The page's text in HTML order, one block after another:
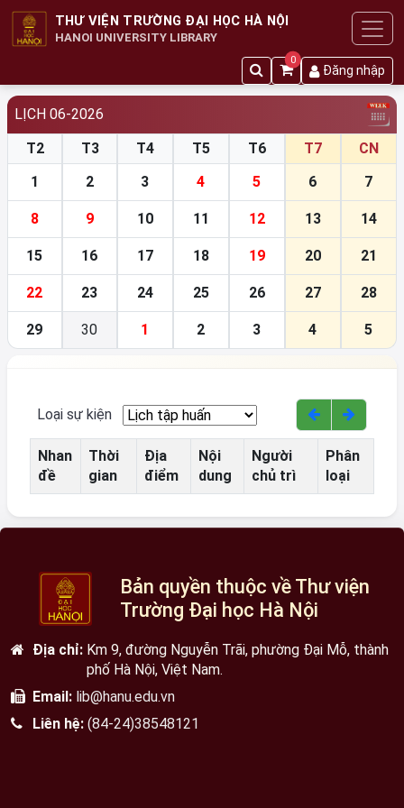
THƯ VIỆN TRƯỜNG ĐẠI HỌC HÀ NỘI
HANOI UNIVERSITY LIBRARY
0
Đăng nhập
LỊCH 06-2026
T2
T3 T4 T5 T6 T7
CN
1
2 3 4 5 6 7
8 9 10 11 12 13 14
15 16 17 18 19 20 21
22 23 24 25 26 27 28
29 30 1 2 3 4 5
Loại sự kiện
Nhan
đề
Thời
gian
Địa
điểm
Nội
dung
Người
chủ trì
Phân
loại
Bản quyền thuộc về Thư viện
Trường Đại học Hà Nội
Địa chỉ: Km 9, đường Nguyễn Trãi, phường Đại Mỗ, thành
phố Hà Nội, Việt Nam.
Email: lib@hanu.edu.vn
Liên hệ: (84-24)38548121